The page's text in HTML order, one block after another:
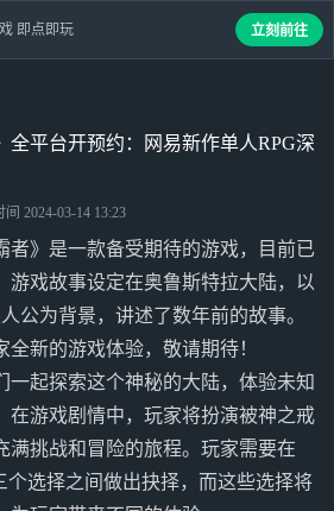
全平台开预约：网易新作单人RPG深
间 2024-03-14 13:23
者》是一款备受期待的游戏，目前已
游戏故事设定在奥鲁斯特拉大陆，以
公为背景，讲述了数年前的故事。
新的游戏体验，敬请期待！
一起探索这个神秘的大陆，体验未知
在游戏剧情中，玩家将扮演被神之戒
满挑战和冒险的旅程。玩家需要在
个选择之间做出抉择，而这些选择将
即点即玩 立刻前往